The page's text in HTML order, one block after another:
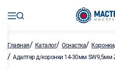
Главная/ Каталог/Оснастка/ Коронки
/ Адаптер д/коронки 14-30мм SW9,5мм